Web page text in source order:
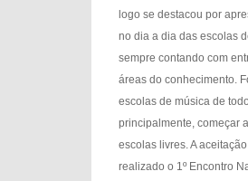
logo se destacou por
no dia a dia das escolas
sempre contando com
áreas do conhecimento.
escolas de música de
principalmente, começar
escolas livres. A
realizado o 1º Encontro